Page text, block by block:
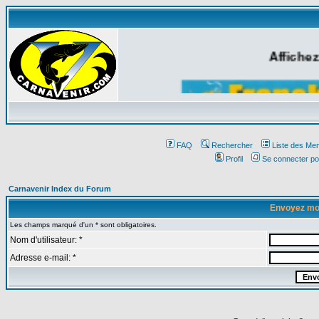
FAQ Rechercher
Liste des
Profil
Se connecter
Carnavenir Index du Forum
Envoyez
Les champs marqué d'un * sont obligatoires.
Nom d'utilisateur: *
Adresse e-mail: *